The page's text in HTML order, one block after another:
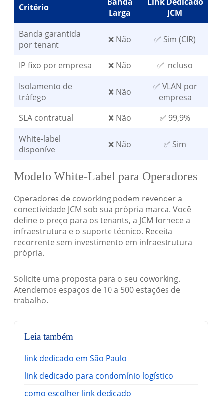
Critério
Larga
JCM
Banda garantida
por tenant
❌ Não ✅ Sim (CIR)
IP fixo por empresa ❌ Não
✅ Incluso
Isolamento de
tráfego
❌ Não
✅ VLAN por
empresa
SLA contratual
❌ Não
✅ 99,9%
White-label
disponível
❌ Não ✅ Sim
Modelo White-Label para Operadores
Operadores de coworking podem revender a
conectividade JCM sob sua própria marca. Você
define o preço para os tenants, a JCM fornece a
infraestrutura e o suporte técnico. Receita
recorrente sem investimento em infraestrutura
própria.
Solicite uma proposta para o seu coworking.
Atendemos espaços de 10 a 500 estações de
trabalho.
Leia também
link dedicado em São Paulo
link dedicado para condomínio logístico
como escolher link dedicado